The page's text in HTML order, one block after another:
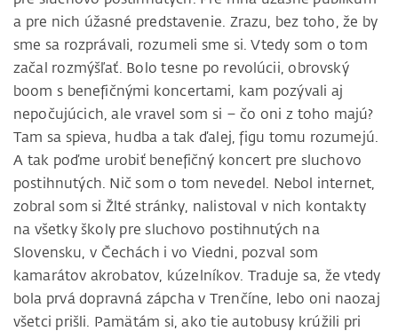
a pre nich úžasné predstavenie. Zrazu, bez toho, že by
sme sa rozprávali, rozumeli sme si. Vtedy som o tom
začal rozmýšľať. Bolo tesne po revolúcii, obrovský
boom s benefičnými koncertami, kam pozývali aj
nepočujúcich, ale vravel som si – čo oni z toho majú?
Tam sa spieva, hudba a tak ďalej, figu tomu rozumejú.
A tak poďme urobiť benefičný koncert pre sluchovo
postihnutých. Nič som o tom nevedel. Nebol internet,
zobral som si Žlté stránky, nalistoval v nich kontakty
na všetky školy pre sluchovo postihnutých na
Slovensku, v Čechách i vo Viedni, pozval som
kamarátov akrobatov, kúzelníkov. Traduje sa, že vtedy
bola prvá dopravná zápcha v Trenčíne, lebo oni naozaj
všetci prišli. Pamätám si, ako tie autobusy krúžili pri